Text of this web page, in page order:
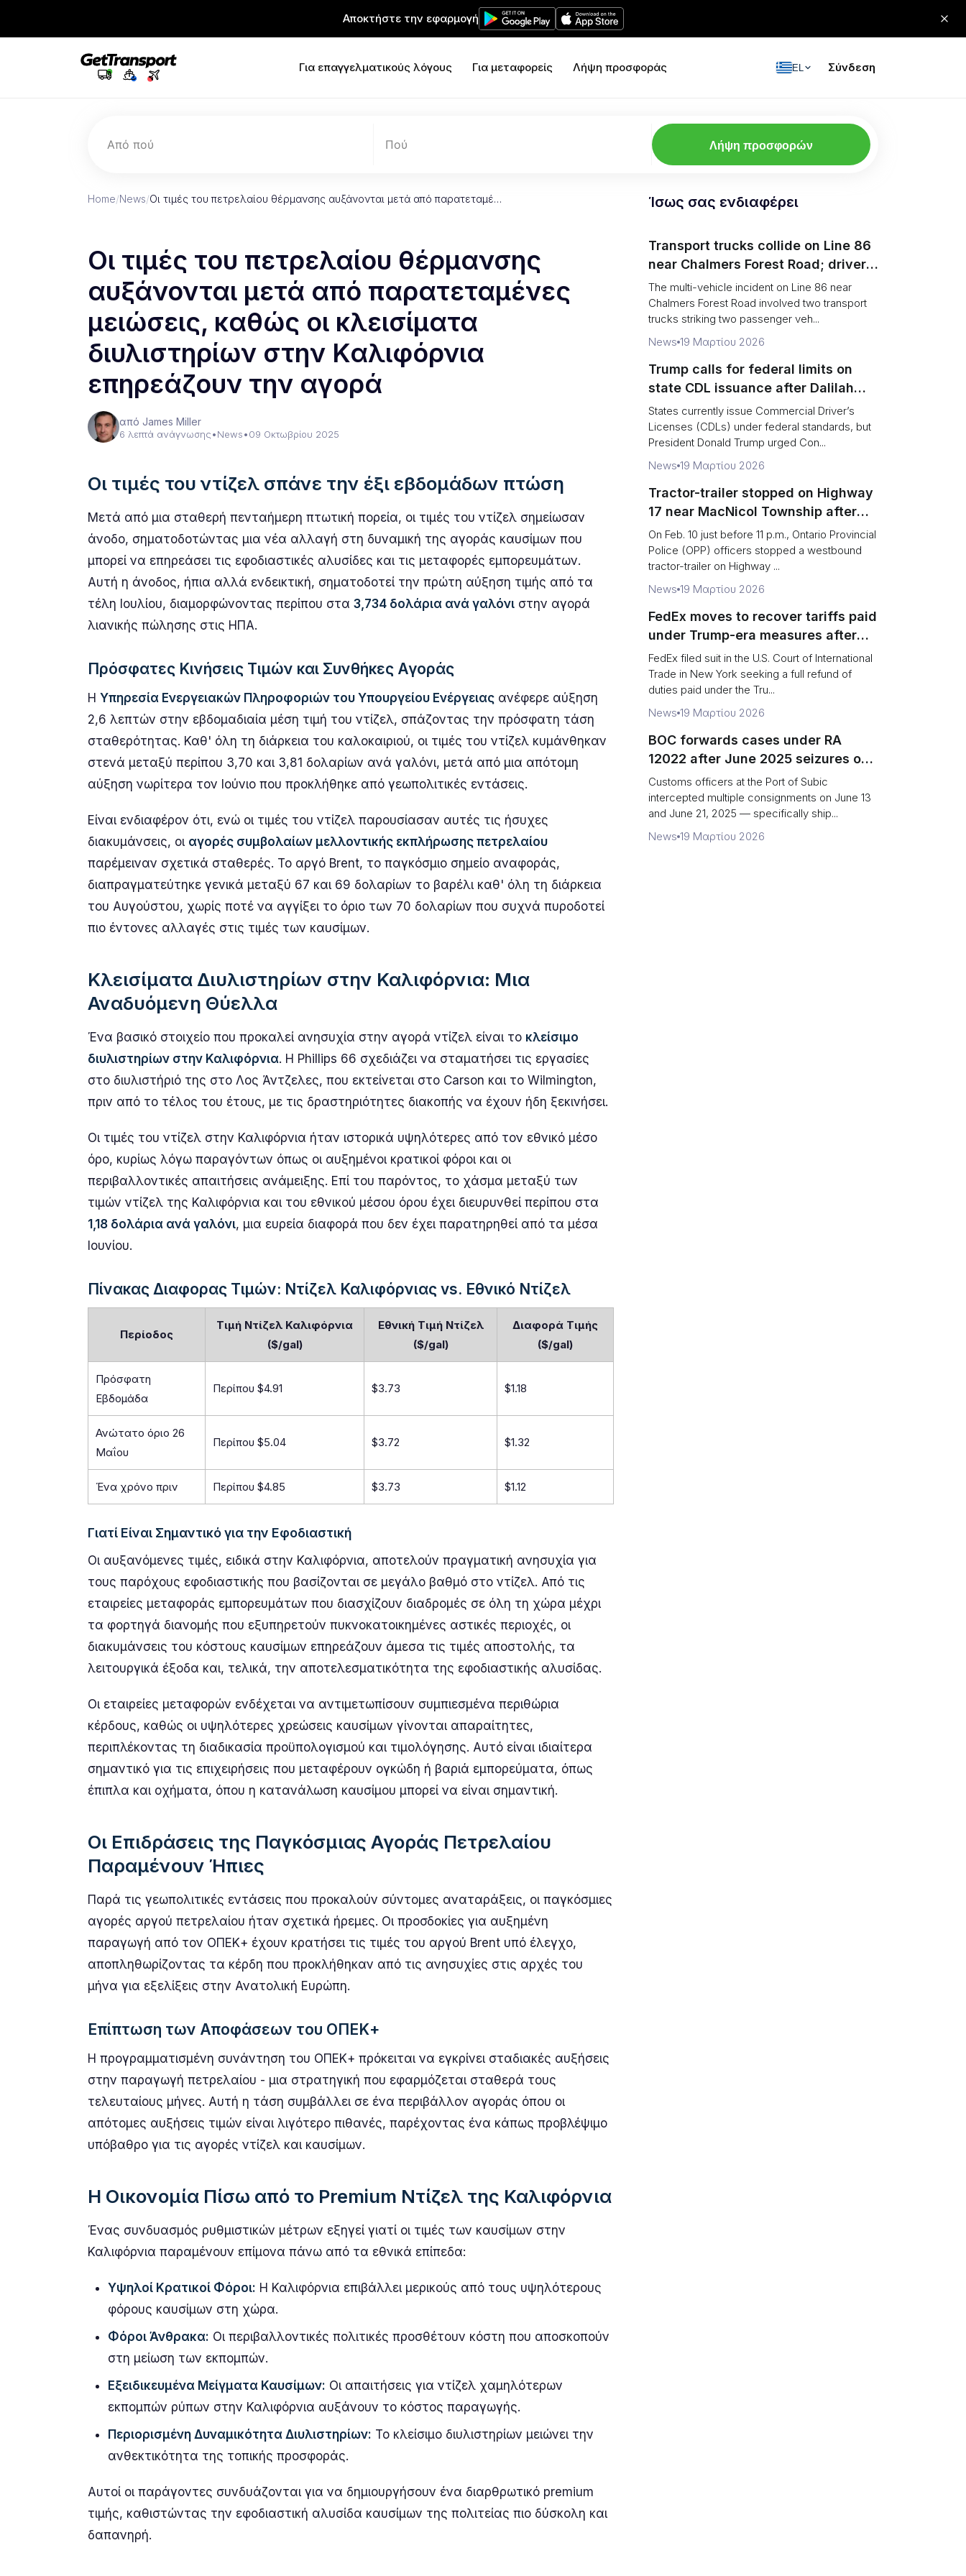
Αποκτήστε την εφαρμογή
Για επαγγελματικούς λόγους Για μεταφορείς Λήψη προσφοράς EL Σύνδεση
Από πού Πού Λήψη προσφορών
Home/News/Οι τιμές του πετρελαίου θέρμανσης αυξάνονται μετά από παρατεταμέ…
Οι τιμές του πετρελαίου θέρμανσης
αυξάνονται μετά από παρατεταμένες
μειώσεις, καθώς οι κλεισίματα
διυλιστηρίων στην Καλιφόρνια
επηρεάζουν την αγορά
από James Miller
6 λεπτά ανάγνωσης•News•09 Οκτωβρίου 2025
Οι τιμές του ντίζελ σπάνε την έξι εβδομάδων πτώση
Μετά από μια σταθερή πενταήμερη πτωτική πορεία, οι τιμές του ντίζελ σημείωσαν
άνοδο, σηματοδοτώντας μια νέα αλλαγή στη δυναμική της αγοράς καυσίμων που
μπορεί να επηρεάσει τις εφοδιαστικές αλυσίδες και τις μεταφορές εμπορευμάτων.
Αυτή η άνοδος, ήπια αλλά ενδεικτική, σηματοδοτεί την πρώτη αύξηση τιμής από τα
τέλη Ιουλίου, διαμορφώνοντας περίπου στα 3,734 δολάρια ανά γαλόνι στην αγορά
λιανικής πώλησης στις ΗΠΑ.
Πρόσφατες Κινήσεις Τιμών και Συνθήκες Αγοράς
Η Υπηρεσία Ενεργειακών Πληροφοριών του Υπουργείου Ενέργειας ανέφερε αύξηση
2,6 λεπτών στην εβδομαδιαία μέση τιμή του ντίζελ, σπάζοντας την πρόσφατη τάση
σταθερότητας. Καθ' όλη τη διάρκεια του καλοκαιριού, οι τιμές του ντίζελ κυμάνθηκαν
στενά μεταξύ περίπου 3,70 και 3,81 δολαρίων ανά γαλόνι, μετά από μια απότομη
αύξηση νωρίτερα τον Ιούνιο που προκλήθηκε από γεωπολιτικές εντάσεις.
Είναι ενδιαφέρον ότι, ενώ οι τιμές του ντίζελ παρουσίασαν αυτές τις ήσυχες
διακυμάνσεις, οι αγορές συμβολαίων μελλοντικής εκπλήρωσης πετρελαίου
παρέμειναν σχετικά σταθερές. Το αργό Brent, το παγκόσμιο σημείο αναφοράς,
διαπραγματεύτηκε γενικά μεταξύ 67 και 69 δολαρίων το βαρέλι καθ' όλη τη διάρκεια
του Αυγούστου, χωρίς ποτέ να αγγίξει το όριο των 70 δολαρίων που συχνά πυροδοτεί
πιο έντονες αλλαγές στις τιμές των καυσίμων.
Κλεισίματα Διυλιστηρίων στην Καλιφόρνια: Μια
Αναδυόμενη Θύελλα
Ένα βασικό στοιχείο που προκαλεί ανησυχία στην αγορά ντίζελ είναι το κλείσιμο
διυλιστηρίων στην Καλιφόρνια. Η Phillips 66 σχεδιάζει να σταματήσει τις εργασίες
στο διυλιστήριό της στο Λος Άντζελες, που εκτείνεται στο Carson και το Wilmington,
πριν από το τέλος του έτους, με τις δραστηριότητες διακοπής να έχουν ήδη ξεκινήσει.
Οι τιμές του ντίζελ στην Καλιφόρνια ήταν ιστορικά υψηλότερες από τον εθνικό μέσο
όρο, κυρίως λόγω παραγόντων όπως οι αυξημένοι κρατικοί φόροι και οι
περιβαλλοντικές απαιτήσεις ανάμειξης. Επί του παρόντος, το χάσμα μεταξύ των
τιμών ντίζελ της Καλιφόρνια και του εθνικού μέσου όρου έχει διευρυνθεί περίπου στα
1,18 δολάρια ανά γαλόνι, μια ευρεία διαφορά που δεν έχει παρατηρηθεί από τα μέσα
Ιουνίου.
Πίνακας Διαφορας Τιμών: Ντίζελ Καλιφόρνιας vs. Εθνικό Ντίζελ
Περίοδος
Τιμή Ντίζελ Καλιφόρνια
($/gal)
Εθνική Τιμή Ντίζελ
($/gal)
Διαφορά Τιμής
($/gal)
Πρόσφατη
Εβδομάδα
Περίπου $4.91 $3.73 $1.18
Ανώτατο όριο 26
Μαΐου
Περίπου $5.04 $3.72 $1.32
Ένα χρόνο πριν Περίπου $4.85 $3.73 $1.12
Γιατί Είναι Σημαντικό για την Εφοδιαστική
Οι αυξανόμενες τιμές, ειδικά στην Καλιφόρνια, αποτελούν πραγματική ανησυχία για
τους παρόχους εφοδιαστικής που βασίζονται σε μεγάλο βαθμό στο ντίζελ. Από τις
εταιρείες μεταφοράς εμπορευμάτων που διασχίζουν διαδρομές σε όλη τη χώρα μέχρι
τα φορτηγά διανομής που εξυπηρετούν πυκνοκατοικημένες αστικές περιοχές, οι
διακυμάνσεις του κόστους καυσίμων επηρεάζουν άμεσα τις τιμές αποστολής, τα
λειτουργικά έξοδα και, τελικά, την αποτελεσματικότητα της εφοδιαστικής αλυσίδας.
Οι εταιρείες μεταφορών ενδέχεται να αντιμετωπίσουν συμπιεσμένα περιθώρια
κέρδους, καθώς οι υψηλότερες χρεώσεις καυσίμων γίνονται απαραίτητες,
περιπλέκοντας τη διαδικασία προϋπολογισμού και τιμολόγησης. Αυτό είναι ιδιαίτερα
σημαντικό για τις επιχειρήσεις που μεταφέρουν ογκώδη ή βαριά εμπορεύματα, όπως
έπιπλα και οχήματα, όπου η κατανάλωση καυσίμου μπορεί να είναι σημαντική.
Οι Επιδράσεις της Παγκόσμιας Αγοράς Πετρελαίου
Παραμένουν Ήπιες
Παρά τις γεωπολιτικές εντάσεις που προκαλούν σύντομες αναταράξεις, οι παγκόσμιες
αγορές αργού πετρελαίου ήταν σχετικά ήρεμες. Οι προσδοκίες για αυξημένη
παραγωγή από τον ΟΠΕΚ+ έχουν κρατήσει τις τιμές του αργού Brent υπό έλεγχο,
αποπληθωρίζοντας τα κέρδη που προκλήθηκαν από τις ανησυχίες στις αρχές του
μήνα για εξελίξεις στην Ανατολική Ευρώπη.
Επίπτωση των Αποφάσεων του ΟΠΕΚ+
Η προγραμματισμένη συνάντηση του ΟΠΕΚ+ πρόκειται να εγκρίνει σταδιακές αυξήσεις
στην παραγωγή πετρελαίου - μια στρατηγική που εφαρμόζεται σταθερά τους
τελευταίους μήνες. Αυτή η τάση συμβάλλει σε ένα περιβάλλον αγοράς όπου οι
απότομες αυξήσεις τιμών είναι λιγότερο πιθανές, παρέχοντας ένα κάπως προβλέψιμο
υπόβαθρο για τις αγορές ντίζελ και καυσίμων.
Η Οικονομία Πίσω από το Premium Ντίζελ της Καλιφόρνια
Ένας συνδυασμός ρυθμιστικών μέτρων εξηγεί γιατί οι τιμές των καυσίμων στην
Καλιφόρνια παραμένουν επίμονα πάνω από τα εθνικά επίπεδα:
Υψηλοί Κρατικοί Φόροι: Η Καλιφόρνια επιβάλλει μερικούς από τους υψηλότερους
φόρους καυσίμων στη χώρα.
Φόροι Άνθρακα: Οι περιβαλλοντικές πολιτικές προσθέτουν κόστη που αποσκοπούν
στη μείωση των εκπομπών.
Εξειδικευμένα Μείγματα Καυσίμων: Οι απαιτήσεις για ντίζελ χαμηλότερων
εκπομπών ρύπων στην Καλιφόρνια αυξάνουν το κόστος παραγωγής.
Περιορισμένη Δυναμικότητα Διυλιστηρίων: Το κλείσιμο διυλιστηρίων μειώνει την
ανθεκτικότητα της τοπικής προσφοράς.
Αυτοί οι παράγοντες συνδυάζονται για να δημιουργήσουν ένα διαρθρωτικό premium
τιμής, καθιστώντας την εφοδιαστική αλυσίδα καυσίμων της πολιτείας πιο δύσκολη και
δαπανηρή.
Ίσως σας ενδιαφέρει
Transport trucks collide on Line 86
near Chalmers Forest Road; driver
charged after secondary impact
The multi-vehicle incident on Line 86 near
Chalmers Forest Road involved two transport
trucks striking two passenger veh...
News 19 Μαρτίου 2026
Trump calls for federal limits on
state CDL issuance after Dalilah
Coleman crash
States currently issue Commercial Driver’s
Licenses (CDLs) under federal standards, but
President Donald Trump urged Con...
News 19 Μαρτίου 2026
Tractor-trailer stopped on Highway
17 near MacNicol Township after
missing rear axle tires
On Feb. 10 just before 11 p.m., Ontario Provincial
Police (OPP) officers stopped a westbound
tractor-trailer on Highway ...
News 19 Μαρτίου 2026
FedEx moves to recover tariffs paid
under Trump-era measures after
Supreme Court decision
FedEx filed suit in the U.S. Court of International
Trade in New York seeking a full refund of
duties paid under the Tru...
News 19 Μαρτίου 2026
BOC forwards cases under RA
12022 after June 2025 seizures of
onions, carrots and mackerel
Customs officers at the Port of Subic
intercepted multiple consignments on June 13
and June 21, 2025 — specifically ship...
News 19 Μαρτίου 2026